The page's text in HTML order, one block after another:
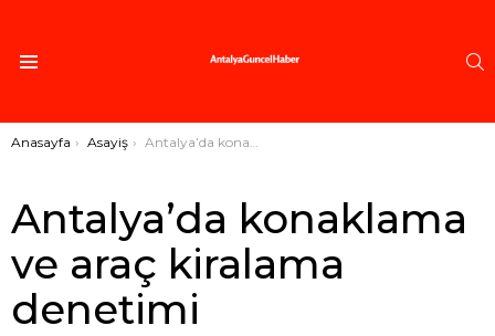
Buradasınız:
Anasayfa Asayiş Antalya’da konaklama ve araç kiralama denetimi
Antalya’da konaklama
ve araç kiralama
denetimi